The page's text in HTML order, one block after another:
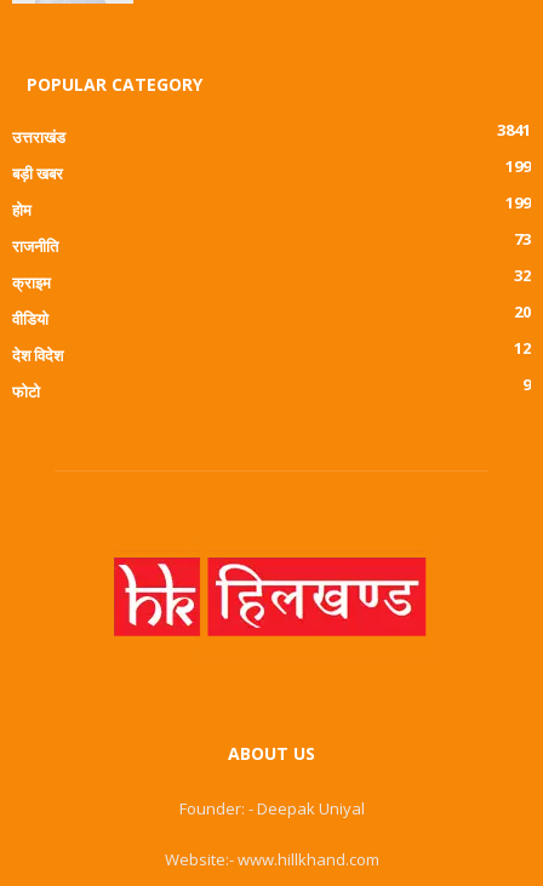
POPULAR CATEGORY
उत्तराखंड
3841
बड़ी खबर
199
होम
199
राजनीति
73
क्राइम
32
वीडियो
20
देश विदेश
12
फोटो
9
ABOUT US
Founder: - Deepak Uniyal
Website:- www.hillkhand.com